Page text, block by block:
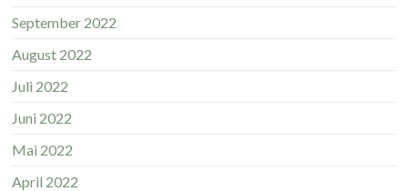
September 2022
August 2022
Juli 2022
Juni 2022
Mai 2022
April 2022